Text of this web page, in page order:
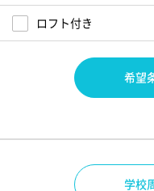
ロフト付き
希望
学校